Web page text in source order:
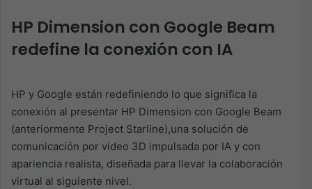
HP Dimension con Google Beam
redefine la conexión con IA
HP y Google están redefiniendo lo que significa la
conexión al presentar HP Dimension con Google Beam
(anteriormente Project Starline),una solución de
comunicación por video 3D impulsada por IA y con
apariencia realista, diseñada para llevar la colaboración
virtual al siguiente nivel.